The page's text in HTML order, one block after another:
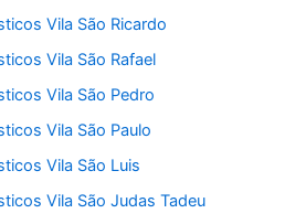
Vila São Ricardo
Vila São Rafael
Vila São Pedro
Vila São Paulo
Vila São Luis
Vila São Judas Tadeu